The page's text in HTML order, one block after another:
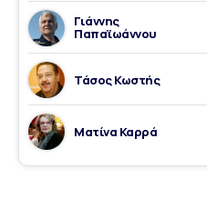
Γιάννης
Παπαϊωάννου
Τάσος Κωστής
Ματίνα Καρρά